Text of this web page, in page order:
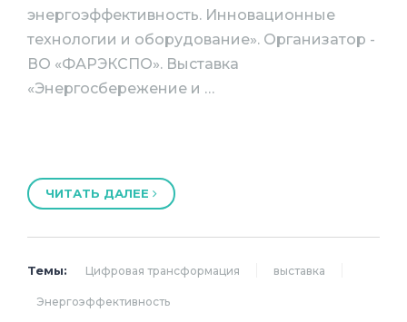
энергоэффективность. Инновационные
технологии и оборудование». Организатор -
ВО «ФАРЭКСПО». Выставка
«Энергосбережение и …
ЧИТАТЬ ДАЛЕЕ
Темы: Цифровая трансформация выставка
Энергоэффективность